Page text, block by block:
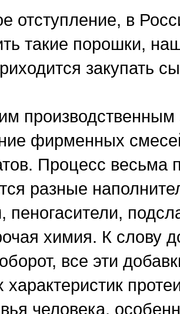
отступление, в
такие порошки,
закупать
производственным
фирменных
Процесс весьма
разные
пеногасители,
химия. К слову
все эти
характеристик
человека,